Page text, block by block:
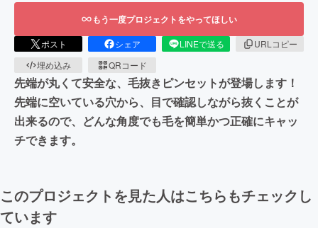
もう一度プロジェクトをやってほしい
ポスト シェア LINEで送る
URLコピー
埋め込み
QRコード
先端が丸くて安全な、毛抜きピンセットが登場します！
先端に空いている穴から、目で確認しながら抜くことが
出来るので、どんな角度でも毛を簡単かつ正確にキャッ
チできます。
このプロジェクトを見た人はこちらもチェックし
ています